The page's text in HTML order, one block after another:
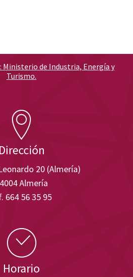
Dirección
20 (Almería)
Almería
664 56 35 95
Horario
Ministerio de Industria, Energía y
Turismo.